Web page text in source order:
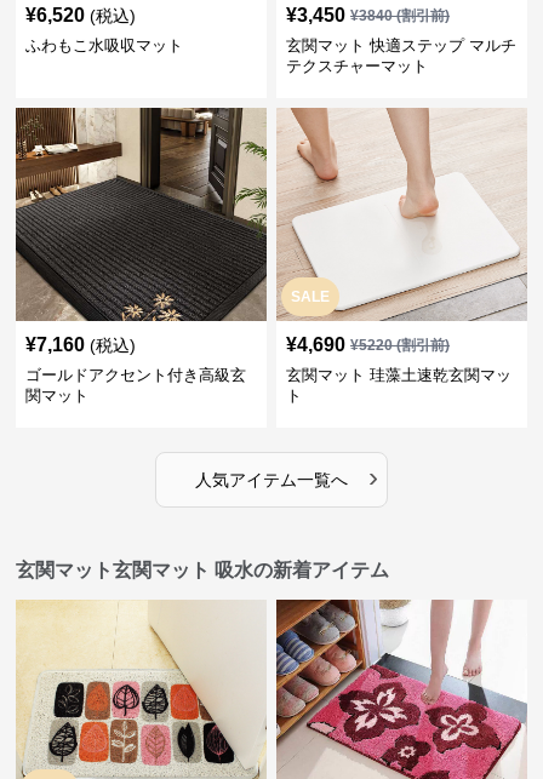
¥6,520 (税込)
ふわもこ水吸収マット
¥3,450 ¥3840(割引前)
玄関マット 快適ステップ マルチ
テクスチャーマット
¥7,160 (税込)
ゴールドアクセント付き高級玄
関マット
SALE
¥4,690 ¥5220(割引前)
玄関マット 珪藻土速乾玄関マッ
ト
人気アイテム一覧へ ›
玄関マット玄関マット 吸水の新着アイテム